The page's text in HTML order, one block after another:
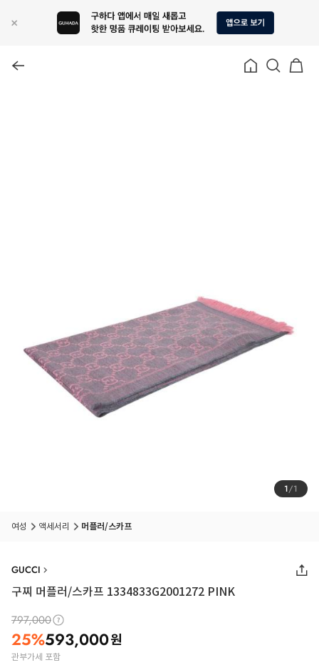
1/1
여성 액세서리 머플러/스카프
GUCCI
구찌 머플러/스카프 1334833G2001272 PINK
797,000
25%593,000원
관부가세 포함